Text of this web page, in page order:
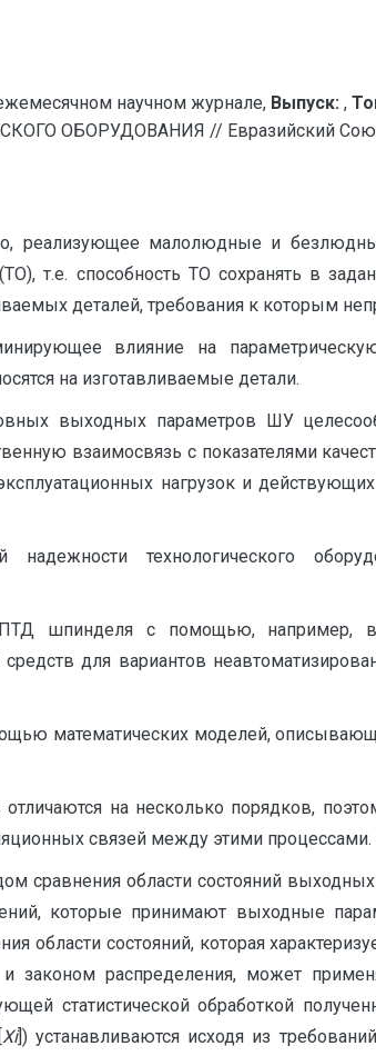
научном журнале, Выпуск: ,
ОБОРУДОВАНИЯ // Евразийский Союз
реализующее малолюд­ные и
т.е. способность ТО сохранять в
деталей, требования к которым
влияние на
на изготавливаемые детали.
выходных параметров ШУ
взаимосвязь с показателями
нагрузок и
технологического
шпинделя с помощью, например,
для вариантов
математических моделей,
на несколько порядков,
связей между этими процессами.
сравнения области состояний
которые принимают выходные
состояний, которая
и законом распределения, может
статистической обработкой
Xi]) устанавливаются исходя из